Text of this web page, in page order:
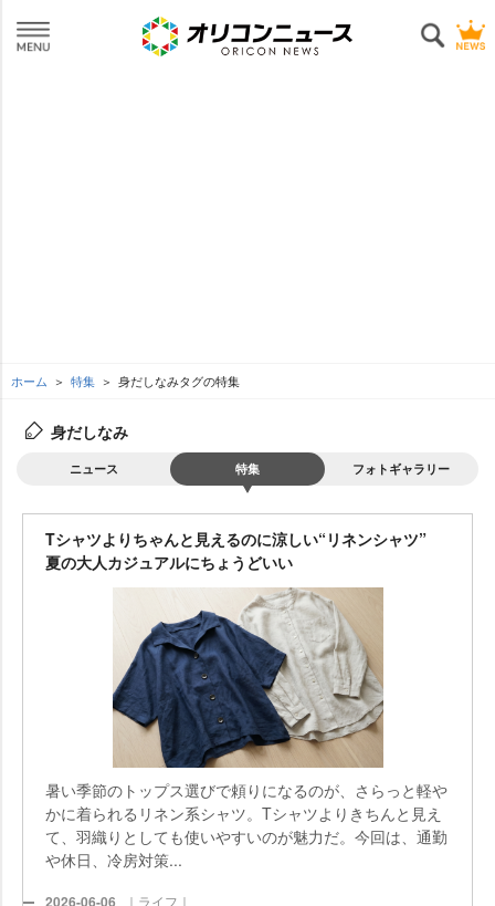
ホーム 特集 身だしなみタグの特集
身だしなみ
ニュース 特集 フォトギャラリー
Tシャツよりちゃんと見えるのに涼しい“リネンシャツ”
夏の大人カジュアルにちょうどいい
暑い季節のトップス選びで頼りになるのが、さらっと軽
かに着られるリネン系シャツ。Tシャツよりきちんと見え
て、羽織りとしても使いやすいのが魅力だ。今回は、通勤
休日、冷房対策...
2026-06-06 ｜ライフ｜